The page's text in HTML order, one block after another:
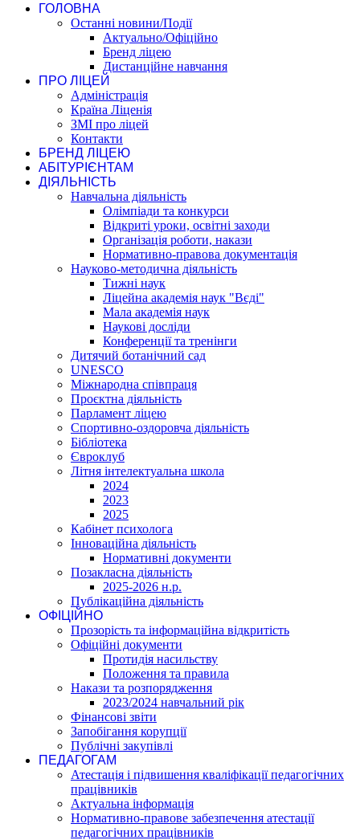
ГОЛОВНА
Останні новини/Події
Актуально/Офіційно
Бренд ліцею
Дистанційне навчання
ПРО ЛІЦЕЙ
Адміністрація
Країна Ліценія
ЗМІ про ліцей
Контакти
БРЕНД ЛІЦЕЮ
АБІТУРІЄНТАМ
ДІЯЛЬНІСТЬ
Навчальна діяльність
Олімпіади та конкурси
Відкриті уроки, освітні заходи
Організація роботи, накази
Нормативно-правова документація
Науково-методична діяльність
Тижні наук
Ліцейна академія наук "Вєді"
Мала академія наук
Наукові досліди
Конференції та тренінги
Дитячий ботанічний сад
UNESCO
Міжнародна співпраця
Проєктна діяльність
Парламент ліцею
Спортивно-оздоровча діяльність
Бібліотека
Євроклуб
Літня інтелектуальна школа
2024
2023
2025
Кабінет психолога
Інноваційна діяльність
Нормативні документи
Позакласна діяльність
2025-2026 н.р.
Публікаційна діяльність
ОФІЦІЙНО
Прозорість та інформаційна відкритість
Офіційні документи
Протидія насильству
Положення та правила
Накази та розпорядження
2023/2024 навчальний рік
Фінансові звіти
Запобігання корупції
Публічні закупівлі
ПЕДАГОГАМ
Атестація і підвишення кваліфікації педагогічних
працівників
Актуальна інформація
Нормативно-правове забезпечення атестації
педагогічних працівників